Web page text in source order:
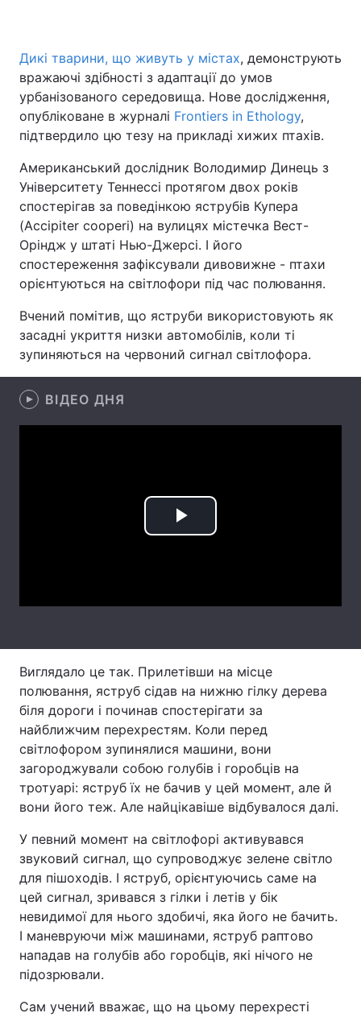
Україна Політика
Економіка Світ
Спорт Наука
Техно і зв'язок
Зброя Інциденти
Здоров'я Туризм
Цікавинки Погода
Екологія Регіони
Лонгріди
Відео з Youtube
Тема оформлення
Дикі тварини, що живуть у містах, демонструють
вражаючі здібності з адаптації до умов
урбанізованого середовища. Нове дослідження,
опубліковане в журналі Frontiers in Ethology,
підтвердило цю тезу на прикладі хижих птахів.
Американський дослідник Володимир Динець з
Університету Теннессі протягом двох років
спостерігав за поведінкою яструбів Купера
(Accipiter cooperi) на вулицях містечка Вест-
Оріндж у штаті Нью-Джерсі. І його
спостереження зафіксували дивовижне - птахи
орієнтуються на світлофори під час полювання.
Вчений помітив, що яструби використовують як
засадні укриття низки автомобілів, коли ті
зупиняються на червоний сигнал світлофора.
ВІДЕО ДНЯ
Play
Виглядало це так. Прилетівши на місце
полювання, яструб сідав на нижню гілку дерева
біля дороги і починав спостерігати за
найближчим перехрестям. Коли перед
світлофором зупинялися машини, вони
загороджували собою голубів і горобців на
тротуарі: яструб їх не бачив у цей момент, але й
вони його теж. Але найцікавіше відбувалося далі.
У певний момент на світлофорі активувався
звуковий сигнал, що супроводжує зелене світло
для пішоходів. І яструб, орієнтуючись саме на
цей сигнал, зривався з гілки і летів у бік
невидимої для нього здобичі, яка його не бачить.
І маневруючи між машинами, яструб раптово
нападав на голубів або горобців, які нічого не
підозрювали.
Сам учений вважає, що на цьому перехресті